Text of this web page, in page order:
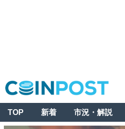
TOP 新着 市況・解説